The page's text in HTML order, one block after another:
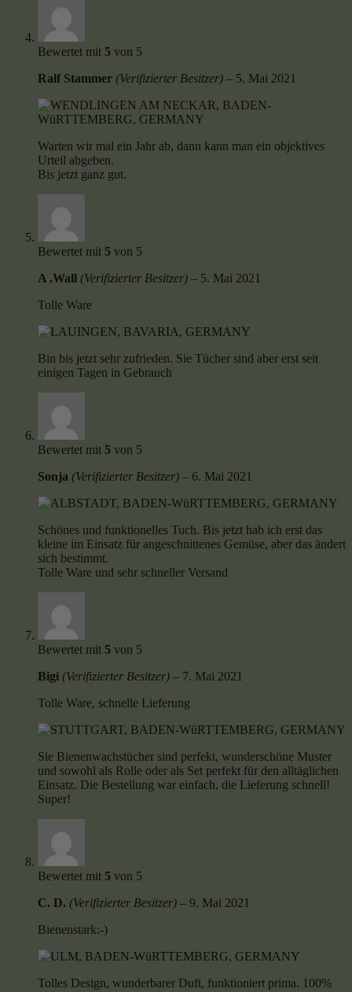
Bewertet mit 5 von 5
Ralf Stammer (Verifizierter Besitzer) – 5. Mai 2021
Warten wir mal ein Jahr ab, dann kann man ein objektives
Urteil abgeben.
Bis jetzt ganz gut.
Bewertet mit 5 von 5
A .Wall (Verifizierter Besitzer) – 5. Mai 2021
Tolle Ware
Bin bis jetzt sehr zufrieden. Sie Tücher sind aber erst seit
einigen Tagen in Gebrauch
Bewertet mit 5 von 5
Sonja (Verifizierter Besitzer) – 6. Mai 2021
Schönes und funktionelles Tuch. Bis jetzt hab ich erst das
kleine im Einsatz für angeschnittenes Gemüse, aber das ändert
sich bestimmt.
Tolle Ware und sehr schneller Versand
Bewertet mit 5 von 5
Bigi (Verifizierter Besitzer) – 7. Mai 2021
Tolle Ware, schnelle Lieferung
Sie Bienenwachstücher sind perfekt, wunderschöne Muster
und sowohl als Rolle oder als Set perfekt für den alltäglichen
Einsatz. Die Bestellung war einfach, die Lieferung schnell!
Super!
Bewertet mit 5 von 5
C. D. (Verifizierter Besitzer) – 9. Mai 2021
Bienenstark:-)
Tolles Design, wunderbarer Duft, funktioniert prima. 100%